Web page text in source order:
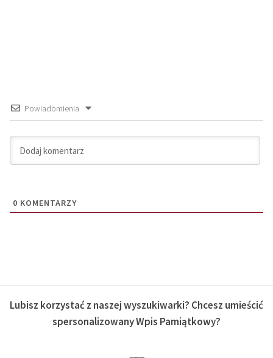
Powiadomienia
0 KOMENTARZY
Lubisz korzystać z naszej wyszukiwarki? Chcesz umieścić
spersonalizowany Wpis Pamiątkowy?